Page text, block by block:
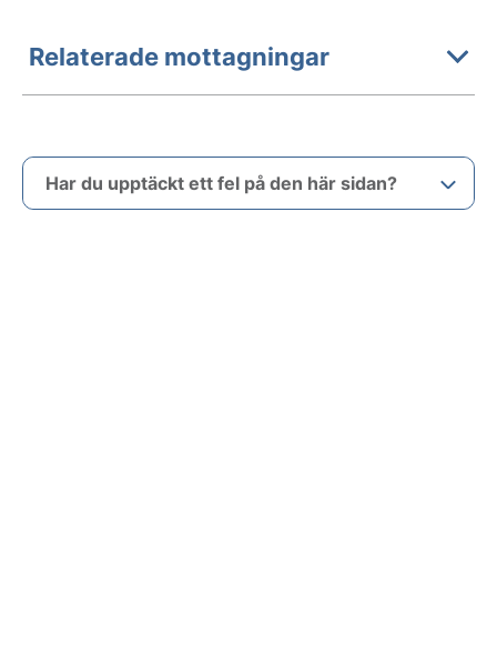
Relaterade mottagningar
Har du upptäckt ett fel på den här sidan?